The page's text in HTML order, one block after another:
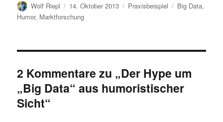
Autor
Wolf Riepl
Veröffentlicht
am
14. Oktober 2013 Kategorien
Praxisbeispiel Schlagwörter
Big Data,
Humor, Marktforschung
2 Kommentare zu „Der Hype um
„Big Data“ aus humoristischer
Sicht“